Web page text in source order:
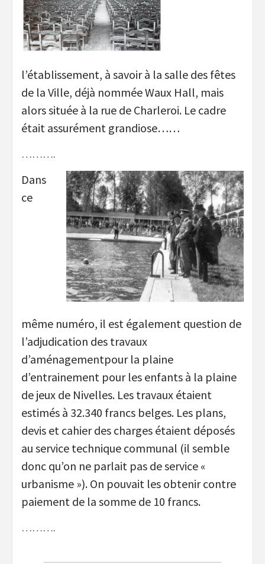
l’établissement, à savoir à la salle des fêtes
de la Ville, déjà nommée Waux Hall, mais
alors située à la rue de Charleroi. Le cadre
était assurément grandiose……
……….
Dans
ce
même numéro, il est également question de
l’adjudication des travaux
d’aménagementpour la plaine
d’entrainement pour les enfants à la plaine
de jeux de Nivelles. Les travaux étaient
estimés à 32.340 francs belges. Les plans,
devis et cahier des charges étaient déposés
au service technique communal (il semble
donc qu’on ne parlait pas de service «
urbanisme »). On pouvait les obtenir contre
paiement de la somme de 10 francs.
……….